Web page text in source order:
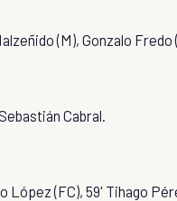
(M), Gonzalo Fredo
Cabral.
López (FC), 59' Tihago